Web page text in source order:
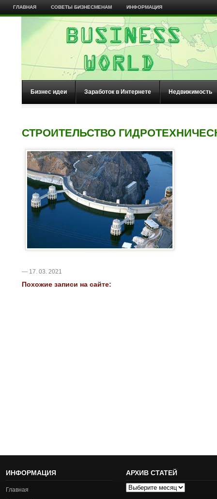
ГЛАВНАЯ СОВЕТЫ БИЗНЕСМЕНАМ ИНФОРМАЦИЯ
Бизнес идеи Заработок в Интернете Недвижимость
СТРОИТЕЛЬСТВО
— 17. 03. 2021
Похожие записи на сайте:
ИНФОРМАЦИЯ
Главная
АРХИВ СТАТЕЙ
Архив